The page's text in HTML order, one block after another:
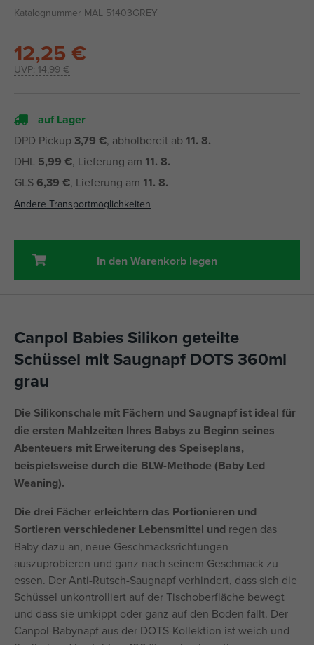
Katalognummer MAL 51403GREY
UVP: 14,99 €
12,25 €
auf Lager
DPD Pickup 3,79 €, abholbereit ab 11. 8.
DHL 5,99 €, Lieferung am 11. 8.
GLS6,39 €, Lieferung am 11. 8.
Andere Transportmöglichkeiten
In den Warenkorb legen
Canpol Babies Silikon geteilte
Schüssel mit Saugnapf DOTS 360ml
grau
Die Silikonschale mit Fächern und Saugnapf ist ideal für
die ersten Mahlzeiten Ihres Babys zu Beginn seines
Abenteuers mit Erweiterung des Speiseplans,
beispielsweise durch die BLW-Methode (Baby Led
Weaning).
Die drei Fächer erleichtern das Portionieren und
Sortieren verschiedener Lebensmittel und regen das
Baby dazu an, neue Geschmacksrichtungen
auszuprobieren und ganz nach seinem Geschmack zu
essen. Der Anti-Rutsch-Saugnapf verhindert, dass sich die
Schüssel unkontrolliert auf der Tischoberfläche bewegt
und dass sie umkippt oder ganz auf den Boden fällt. Der
Canpol-Babynapf aus der DOTS-Kollektion ist weich und